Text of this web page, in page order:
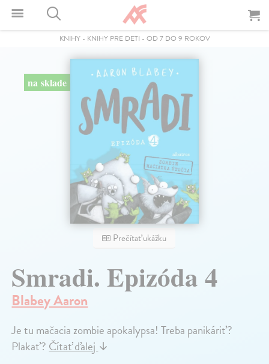
KNIHY- KNIHY PRE DETI - OD 7 DO 9 ROKOV
na sklade
Prečítať ukážku
Smradi. Epizóda 4
Blabey Aaron
Je tu mačacia zombie apokalypsa! Treba panikáriť?
Plakať?Čítať ďalej↓